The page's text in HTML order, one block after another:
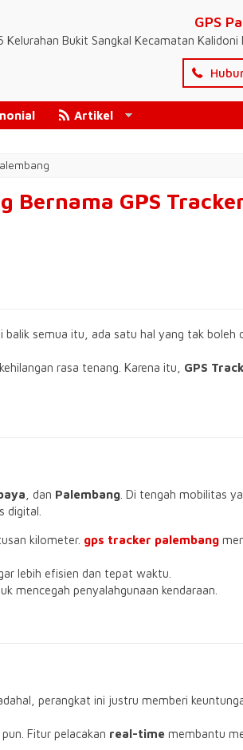
GPS
Kelurahan Bukit Sangkal Kecamatan Kalidoni
Artikel
Bernama GPS
balik semua itu, ada satu hal yang tak boleh
rasa tenang. Karena itu, GPS
, dan Palembang . Di tengah mobilitas
digital.
kilometer. gps tracker palembang
lebih efisien dan tepat waktu.
mencegah penyalahgunaan kendaraan.
perangkat ini justru memberi
Fitur pelacakan real-time membantu